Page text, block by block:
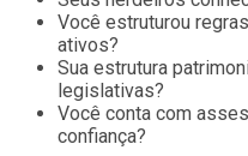
Você estruturou
ativos?
Sua estrutura
legislativas?
Você conta com
confiança?